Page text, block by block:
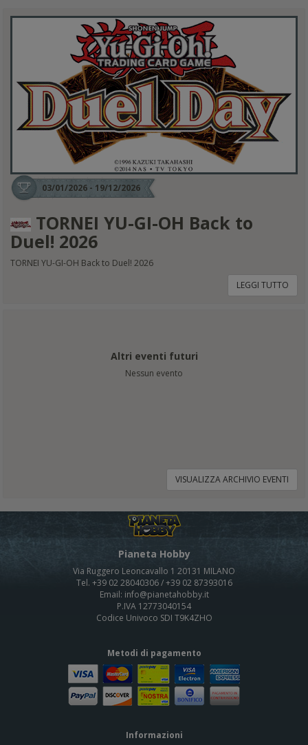
03/01/2026 - 19/12/2026
TORNEI YU-GI-OH Back to
Duel! 2026
TORNEI YU-GI-OH Back to Duel! 2026
LEGGI TUTTO
Altri eventi futuri
Nessun evento
VISUALIZZA ARCHIVIO EVENTI
Pianeta Hobby
Via Ruggero Leoncavallo 1 20131 MILANO
Tel. +39 02 28040306 / +39 02 87393016
Email: info@pianetahobby.it
P.IVA 12773040154
Codice Univoco SDI T9K4ZHO
Metodi di pagamento
Informazioni